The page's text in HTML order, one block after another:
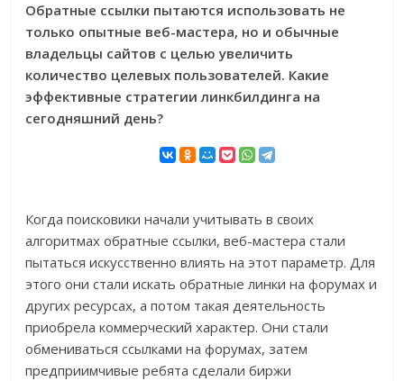
Обратные ссылки пытаются использовать не
только опытные веб-мастера, но и обычные
владельцы сайтов с целью увеличить
количество целевых пользователей. Какие
эффективные стратегии линкбилдинга на
сегодняшний день?
Когда поисковики начали учитывать в своих
алгоритмах обратные ссылки, веб-мастера стали
пытаться искусственно влиять на этот параметр. Для
этого они стали искать обратные линки на форумах и
других ресурсах, а потом такая деятельность
приобрела коммерческий характер. Они стали
обмениваться ссылками на форумах, затем
предприимчивые ребята сделали биржи